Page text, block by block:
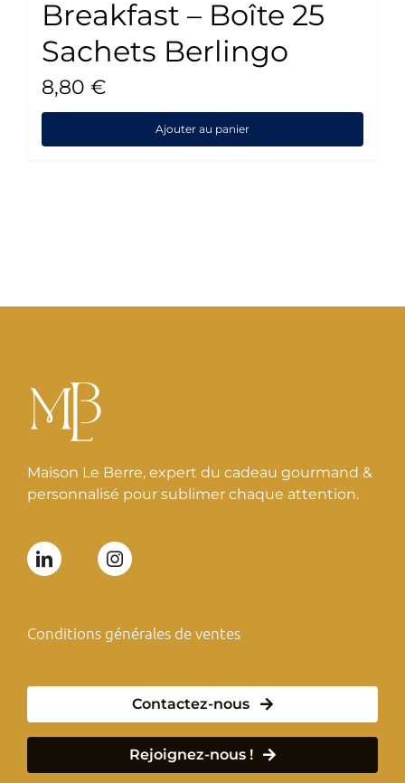
Breakfast – Boîte 25
Sachets Berlingo
8,80 €
Ajouter au panier
Maison Le Berre, expert du cadeau gourmand &
personnalisé pour sublimer chaque attention.
Conditions générales de ventes
Contactez-nous
Rejoignez-nous !